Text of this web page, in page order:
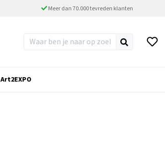
Meer dan 70.000 tevreden klanten
Art2EXPO